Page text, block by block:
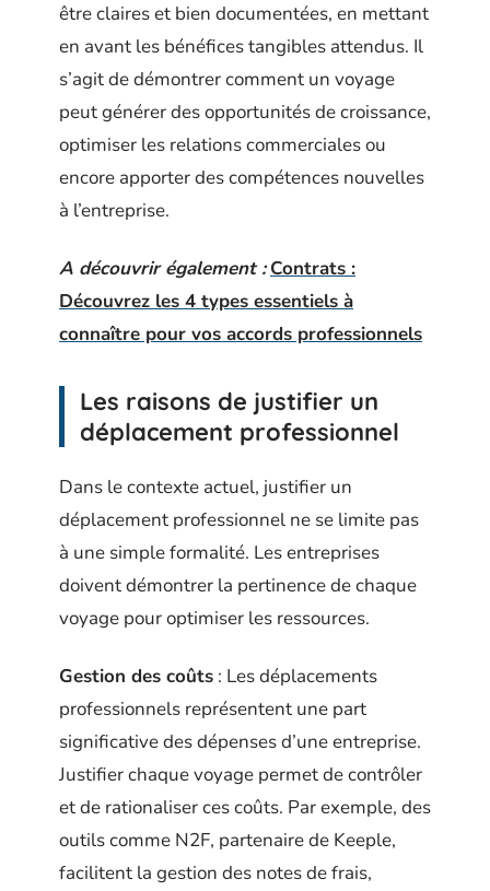
être claires et bien documentées, en mettant
en avant les bénéfices tangibles attendus. Il
s’agit de démontrer comment un voyage
peut générer des opportunités de croissance,
optimiser les relations commerciales ou
encore apporter des compétences nouvelles
à l’entreprise.
A découvrir également : Contrats :
Découvrez les 4 types essentiels à
connaître pour vos accords professionnels
Les raisons de justifier un
déplacement professionnel
Dans le contexte actuel, justifier un
déplacement professionnel ne se limite pas
à une simple formalité. Les entreprises
doivent démontrer la pertinence de chaque
voyage pour optimiser les ressources.
Gestion des coûts : Les déplacements
professionnels représentent une part
significative des dépenses d’une entreprise.
Justifier chaque voyage permet de contrôler
et de rationaliser ces coûts. Par exemple, des
outils comme N2F, partenaire de Keeple,
facilitent la gestion des notes de frais,